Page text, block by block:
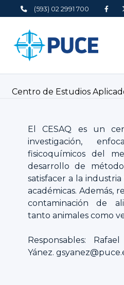
(593) 02 2991 700
Centro de Estudios
El CESAQ es un
investigación,
fisicoquímicos del
desarrollo de
satisfacer a la
académicas. Además,
contaminación de
tanto animales como
Responsables:
Yánez.